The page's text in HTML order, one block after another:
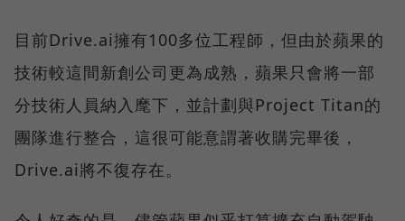
目前Drive.ai擁有100多位工程師，但由於蘋果的
技術較這間新創公司更為成熟，蘋果只會將一部
分技術人員納入麾下，並計劃與Project Titan的
團隊進行整合，這很可能意謂著收購完畢後，
Drive.ai將不復存在。